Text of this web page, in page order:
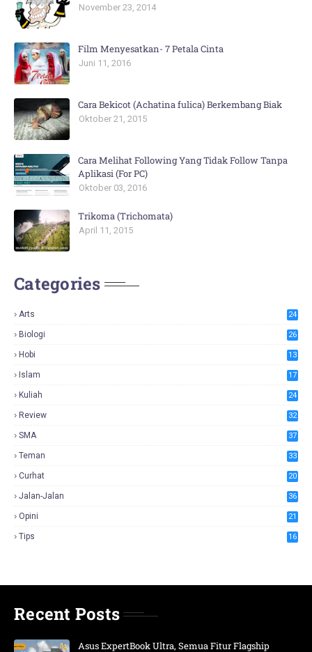
November 23, 2014
Film Menyesatkan- 7 Petala Cinta
Juni 11, 2016
Cara Bekicot (Achatina fulica) Berkembang Biak
Oktober 21, 2015
Cara Melihat Following Yang Tidak Follow Tanpa
Aplikasi (For PC)
Oktober 03, 2016
Trikoma (Trichomata)
April 11, 2015
Categories
Arts 24
Biologi 26
Hobi 13
Islam 17
Kuliah 24
Review 32
SMA 37
Teman 33
Curhat 20
Jalan-Jalan 36
Opini 21
Tips 16
Recent Posts
Asus ExpertBook Ultra, Semua Fitur Flagship